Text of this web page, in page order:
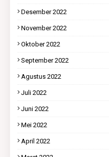
Desember 2022
November 2022
Oktober 2022
September 2022
Agustus 2022
Juli 2022
Juni 2022
Mei 2022
April 2022